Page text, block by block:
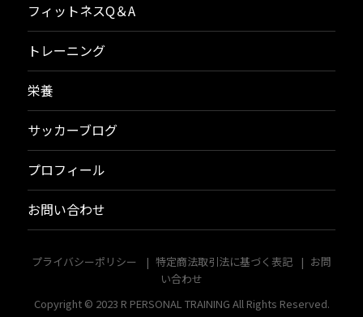
フィットネスQ＆A
トレーニング
栄養
サッカーブログ
プロフィール
お問い合わせ
プライバシーポリシー 特定商法取引法に基づく表記
お問
い合わせ
Copyright © 2023 R PERSONAL TRAINING All Rights Reserved.